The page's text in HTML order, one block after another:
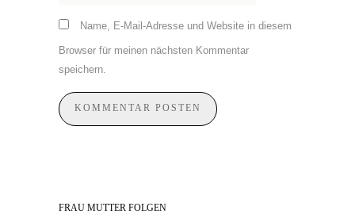
Name, E-Mail-Adresse und Website in diesem
Browser für meinen nächsten Kommentar
speichern.
FRAU MUTTER FOLGEN